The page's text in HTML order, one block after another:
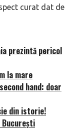
curat dat de
prezintă pericol
la mare
hand: doar
din istorie!